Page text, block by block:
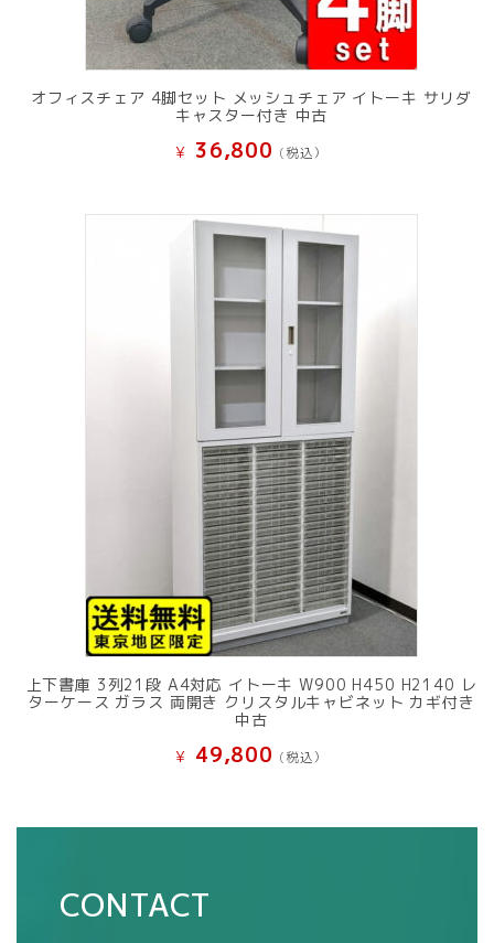
オフィスチェア 4脚セット メッシュチェア イトーキ サリダ
キャスター付き 中古
¥ 36,800 (税込）
上下書庫 3列21段 A4対応 イトーキ W900 H450 H2140 レ
ターケース ガラス 両開き クリスタルキャビネット カギ付き
中古
¥ 49,800 (税込）
CONTACT